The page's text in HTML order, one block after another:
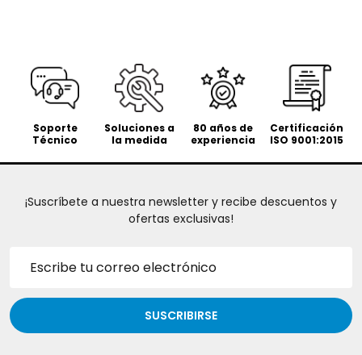
Soporte
Técnico
Soluciones a
la medida
80 años de
experiencia
Certificación
ISO 9001:2015
¡Suscríbete a nuestra newsletter y recibe descuentos y
ofertas exclusivas!
correo
electrónico
SUSCRIBIRSE